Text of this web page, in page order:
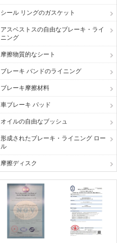
シール リングのガスケット
アスベストスの自由なブレーキ・ライ
ニング
摩擦物質的なシート
ブレーキ バンドのライニング
ブレーキ摩擦材料
車ブレーキ パッド
オイルの自由なブッシュ
形成されたブレーキ・ライニング ロー
ル
摩擦ディスク